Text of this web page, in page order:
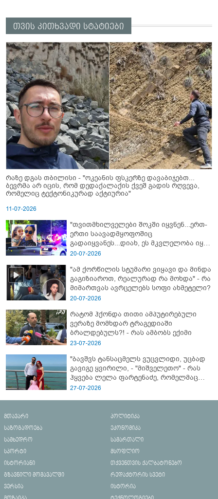
თვის კითხვადი სტატიები
რაზე დგას თბილისი - "ოკეანის ფსკერზე დავაბიჯებთ...
ბევრმა არ იცის, რომ დედაქალაქის ქვეშ გადის რღვევა,
რომელიც ტექტონიკურად აქტიურია"
11-07-2026
"თვითმხილველები შოკში იყვნენ...ერთ-
ერთი საავადმყოფოშიც
გადაიყვანეს...დიახ, ეს მკვლელობა იყო"
- გორში დატრიალებული ტრაგედიის
20-07-2026
"ამ ქორწილის სტუმარი ვიყავი და მინდა
გაგიზიაროთ, რეალურად რა მოხდა" - რა
მიმართვას ავრცელებს სოფი ახმეტელი?
20-07-2026
რატომ ჰქონდა თითი ამპუტირებული
ვერაზე მომხდარ ტრაგედიაში
ბრალდებულს?! - რას ამბობს ექიმი
23-07-2026
"ბავშვს ტანსაცმელს ვუცვლიდი, უცბად
გავიგე ყვირილი, - "მიშველეთო" - რას
ჰყვება ლელა ფარტენაძე, რომელმაც
ბათუმში 16 წლის ბიჭი ზღვაში
27-07-2026
მთავარი
პოლიტიკა
საზოგადოება
ეკონომიკა
სამხედრო
სამართალი
სპორტი
მსოფლიო
ისტორიანი
თქვენთვის ქალბატონებო
გზავნილი მომავალში
რედაქტორის სვეტი
ვერსია
ისტორია